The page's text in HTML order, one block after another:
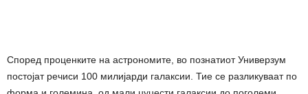
Според проценките на астрономите, во познатиот Универзум
постојат речиси 100 милијарди галаксии. Тие се разликуваат по